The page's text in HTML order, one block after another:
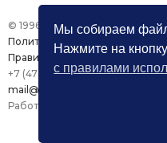
© 1996 – 2026 Фонд «Центр
Политика конфиденциальности
Правила использования сайта
+7 (473) 277-82-26
mail@mmdc.ru
Работа сайта
Мы собираем
Нажмите на
с правилами